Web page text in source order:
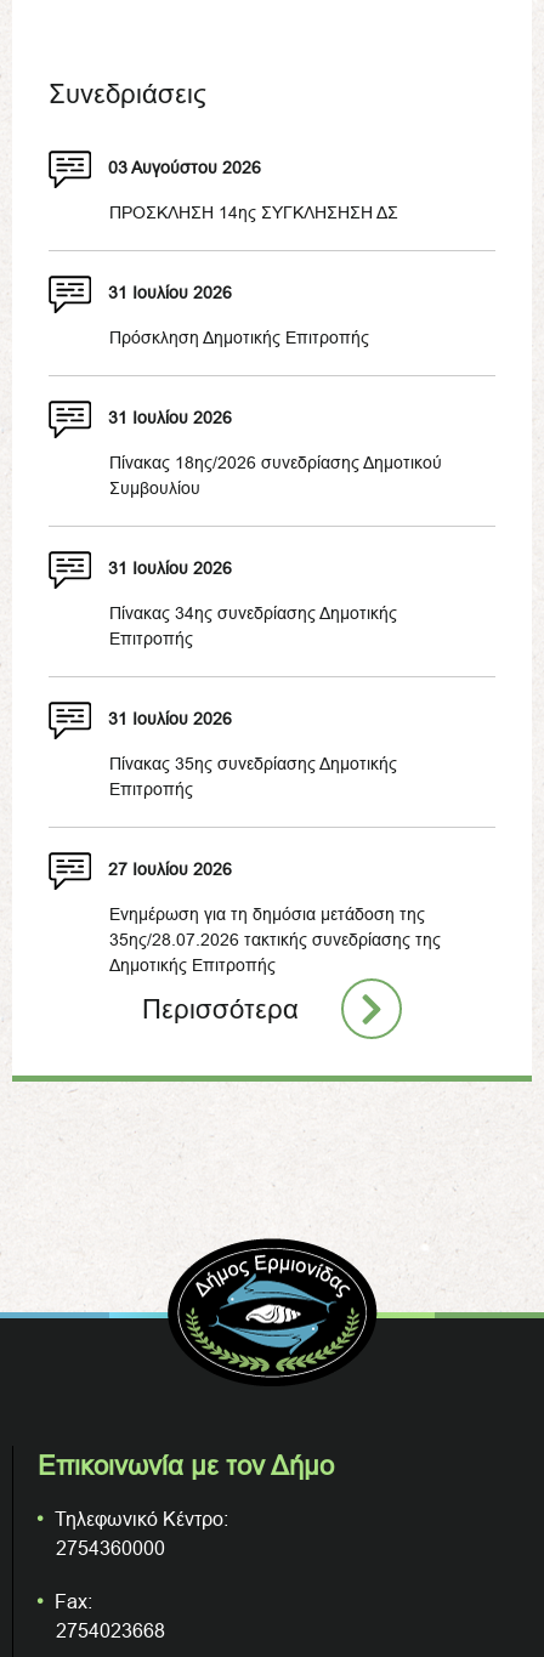
Συνεδριάσεις
03 Αυγούστου 2026
ΠΡΟΣΚΛΗΣΗ 14ης ΣΥΓΚΛΗΣΗΣΗ ΔΣ
31 Ιουλίου 2026
Πρόσκληση Δημοτικής Επιτροπής
31 Ιουλίου 2026
Πίνακας 18ης/2026 συνεδρίασης Δημοτικού
Συμβουλίου
31 Ιουλίου 2026
Πίνακας 34ης συνεδρίασης Δημοτικής
Επιτροπής
31 Ιουλίου 2026
Πίνακας 35ης συνεδρίασης Δημοτικής
Επιτροπής
27 Ιουλίου 2026
Ενημέρωση για τη δημόσια μετάδοση της
35ης/28.07.2026 τακτικής συνεδρίασης της
Δημοτικής Επιτροπής
Περισσότερα
Επικοινωνία με τον Δήμο
Τηλεφωνικό Κέντρο:
2754360000
Fax:
2754023668